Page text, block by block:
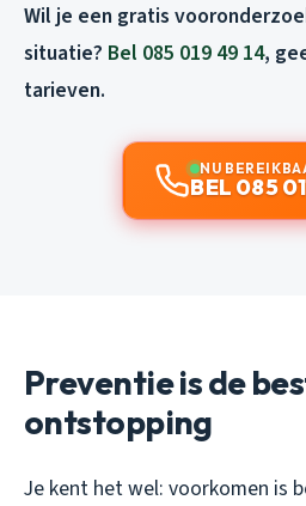
Wil je een gratis
situatie? Bel 085 019 49 14,
tarieven.
NU
BEL 085
Preventie is de
ontstopping
Je kent het wel: voorkomen is